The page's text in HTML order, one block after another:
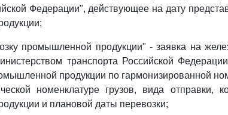
Федерации", действующее на дату
промышленной продукции" - заявка на
транспорта Российской
продукции по гармонизированной
номенклатуре грузов, вида отправки,
и плановой даты перевозки;